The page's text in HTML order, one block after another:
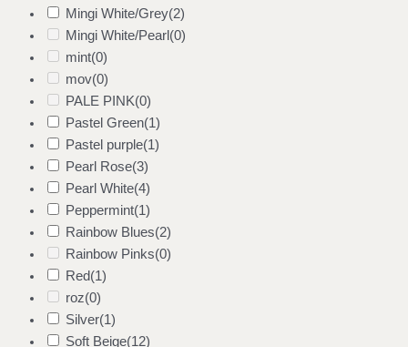
Mingi White/Grey(2)
Mingi White/Pearl(0)
mint(0)
mov(0)
PALE PINK(0)
Pastel Green(1)
Pastel purple(1)
Pearl Rose(3)
Pearl White(4)
Peppermint(1)
Rainbow Blues(2)
Rainbow Pinks(0)
Red(1)
roz(0)
Silver(1)
Soft Beige(12)